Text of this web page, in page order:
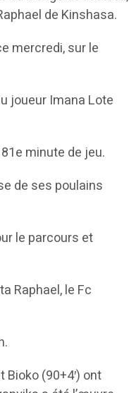
de Kinshasa.
mercredi, sur le
joueur Imana Lote
minute de jeu.
de ses poulains
le parcours et
Raphael, le Fc
Bioko (90+4′) ont